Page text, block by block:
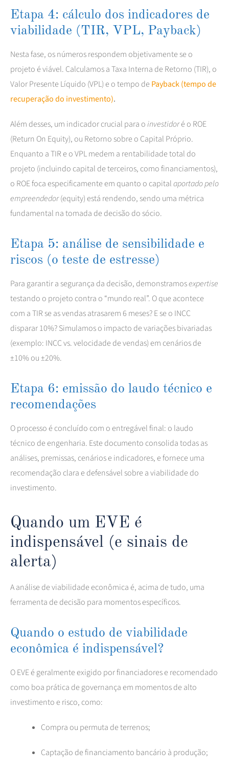
Etapa 4: cálculo dos indicadores de
viabilidade (TIR, VPL, Payback)
Nesta fase, os números respondem objetivamente se o
projeto é viável. Calculamos a Taxa Interna de Retorno (TIR), o
Valor Presente Líquido (VPL) e o tempo de Payback (tempo de
recuperação do investimento).
Além desses, um indicador crucial para oinvestidoré o ROE
(Return On Equity), ou Retorno sobre o Capital Próprio.
Enquanto a TIR e o VPL medem a rentabilidade total do
projeto (incluindo capital de terceiros, como financiamentos),
o ROE foca especificamente em quanto o capitalaportado pelo
empreendedor(equity) está rendendo, sendo uma métrica
fundamental na tomada de decisão do sócio.
Etapa 5: análise de sensibilidade e
riscos (o teste de estresse)
Para garantir a segurança da decisão, demonstramosexpertise
testando o projeto contra o “mundo real”. O que acontece
com a TIR se as vendas atrasarem 6 meses? E se o INCC
disparar 10%? Simulamos o impacto de variações bivariadas
(exemplo: INCC vs. velocidade de vendas) em cenários de
±10% ou ±20%.
Etapa 6: emissão do laudo técnico e
recomendações
O processo é concluído com o entregável final: o laudo
técnico de engenharia. Este documento consolida todas as
análises, premissas, cenários e indicadores, e fornece uma
recomendação clara e defensável sobre a viabilidade do
investimento.
Quando um EVE é
indispensável (e sinais de
alerta)
A análise de viabilidade econômica é, acima de tudo, uma
ferramenta de decisão para momentos específicos.
Quando o estudo de viabilidade
econômica é indispensável?
O EVE é geralmente exigido por financiadores e recomendado
como boa prática de governança em momentos de alto
investimento e risco, como:
Compra ou permuta de terrenos;
Captação de financiamento bancário à produção;